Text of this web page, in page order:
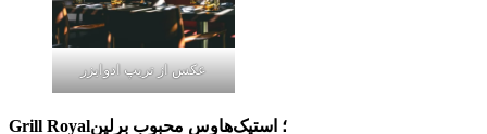
عکس از تریپ ادوایزر
Grill Royal؛ استیک‌هاوس محبوب برلین